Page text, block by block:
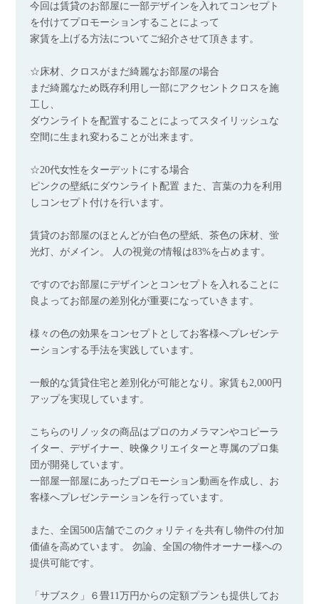
今回は賃貸のお部屋に一部デザインを入れてコンセプト
を付けてプロモーションすることによって
家賃を上げる方法についてご紹介させて頂きます。
☆床材、クロスがまだ綺麗なお部屋の場合
まだ綺麗なため既存利用し一部にアクセントクロスを施
工し、
ダウンライトを配置することによってスタイリッシュな
空間に生まれ変わることが出来ます。
☆20代女性をターデットにする場合
ピンクの壁紙にダウンライト配置 また、言葉の力を利用
しコンセプト付けを行います。
賃貸のお部屋のほとんどが白色の壁紙、茶色の床材、蛍
光灯、がメイン。 人の視覚の情報は83%を占めます。
ですのでお部屋にデザインとコンセプトを入れることに
良よってお部屋の差別化が重要になっていきます。
様々の色の効果をコンセプトとしてお客様へプレゼンテ
ーションする手法を実践しています。
一般的な賃貸住宅と差別化が可能となり。家賃も2,000円
アップを実現しています。
こちらのリノッタの商品はプロのカメラマンやコピーラ
イター、デザイナー、映像クリエイターと専属のプロ集
団が開発しています。
一部屋一部屋にあったプロモーション動画を作成し、お
客様へプレゼンテーションを行っています。
また、全国500店舗でこのクォリティを共有し物件の付加
価値を高めています。 勿論、全国の物件オーナー様への
提供可能です。
「サブスク」６畳11万円からの定額プランも提供してお